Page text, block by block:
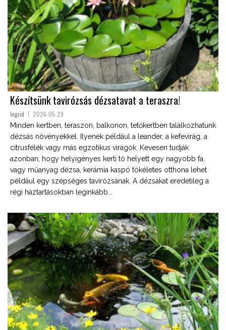
Készítsünk tavirózsás dézsatavat a teraszra!
Ingrid 2026-05-29
Minden kertben, teraszon, balkonon, tetőkertben találkozhatunk
dézsás növényekkel. Ilyenek például a leander, a kefevirág, a
citrusfélék vagy más egzotikus virágok. Kevesen tudják
azonban, hogy helyigényes kerti tó helyett egy nagyobb fa,
vagy műanyag dézsa, kerámia kaspó tökéletes otthona lehet
például egy szépséges tavirózsának. A dézsákat eredetileg a
régi háztartásokban leginkább...